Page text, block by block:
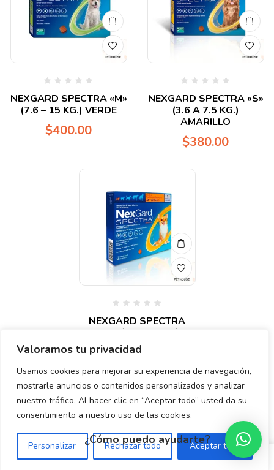
Valoramos tu privacidad
Usamos cookies para mejorar su experiencia de navegación,
mostrarle anuncios o contenidos personalizados y analizar
nuestro tráfico. Al hacer clic en “Aceptar todo” usted da su
consentimiento a nuestro uso de las cookies.
Personalizar Rechazar todo Aceptar todo
en
0
5
NEXGARD SPECTRA «M»
(7.6 – 15 KG.) VERDE
$400.00
en
de
5
NEXGARD SPECTRA «S»
(3.6 A 7.5 KG.)
AMARILLO
$380.00
en
5
NEXGARD SPECTRA
«XS» (2 A 3.5 KG.)
NARANJA
$
¿Cómo puedo ayudarte?